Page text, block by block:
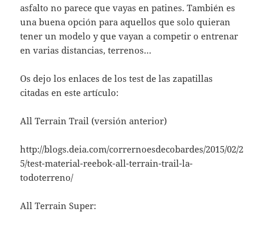
asfalto no parece que vayas en patines. También es
una buena opción para aquellos que solo quieran
tener un modelo y que vayan a competir o entrenar
en varias distancias, terrenos…
Os dejo los enlaces de los test de las zapatillas
citadas en este artículo:
All Terrain Trail (versión anterior)
http://blogs.deia.com/corrernoesdecobardes/2015/02/2
5/test-material-reebok-all-terrain-trail-la-
todoterreno/
All Terrain Super: